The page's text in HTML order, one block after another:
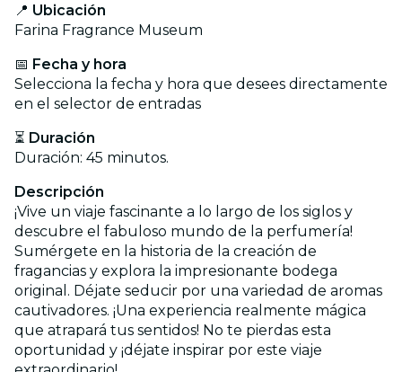
📍 Ubicación
Farina Fragrance Museum
📅 Fecha y hora
Selecciona la fecha y hora que desees directamente
en el selector de entradas
⏳ Duración
Duración: 45 minutos.
Descripción
¡Vive un viaje fascinante a lo largo de los siglos y
descubre el fabuloso mundo de la perfumería!
Sumérgete en la historia de la creación de
fragancias y explora la impresionante bodega
original. Déjate seducir por una variedad de aromas
cautivadores. ¡Una experiencia realmente mágica
que atrapará tus sentidos! No te pierdas esta
oportunidad y ¡déjate inspirar por este viaje